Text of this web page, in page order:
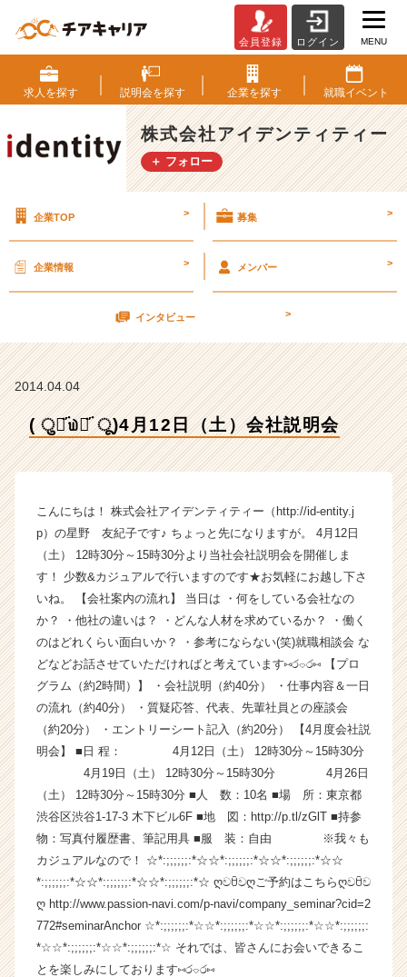
ु⚈᷁
௰
⚈᷁
ू)
4
月
（土）
説
明
ア
デ
テ
ィ
ィ
ー
の
タ
イ
ム
ン】
|
ン
チ
ャ
ー・
長
企
業
か
ら
ス
会員登録 ログイン MENU
求人を探す 説明会を探す 企業を探す 就職イベント
株式会社アイデンティティー
＋ フォロー
企業TOP > 募集 >
企業情報 > メンバー >
インタビュー >
2014.04.04
( ु⚈᷁௰⚈᷁ ू)4月12日（土）会社説明会
こんにちは！ 株式会社アイデンティティー（http://id-entity.j
p）の星野 友紀子です♪ ちょっと先になりますが。 4月12日
（土） 12時30分～15時30分より当社会社説明会を開催しま
す！ 少数&カジュアルで行いますのです★お気軽にお越し下さ
いね。 【会社案内の流れ】 当日は ・何をしている会社なの
か？ ・他社の違いは？ ・どんな人材を求めているか？ ・働く
のはどれくらい面白いか？ ・参考にならない(笑)就職相談会 な
どなどお話させていただければと考えています⑅ර⌔ර⑅ 【プロ
グラム（約2時間）】 ・会社説明（約40分） ・仕事内容＆一日
の流れ（約40分） ・質疑応答、代表、先輩社員との座談会
（約20分） ・エントリーシート記入（約20分） 【4月度会社説
明会】 ■日 程： 4月12日（土） 12時30分～15時30分
4月19日（土） 12時30分～15時30分 4月26日
（土） 12時30分～15時30分 ■人 数：10名 ■場 所：東京都
渋谷区渋谷1-17-3 木下ビル6F ■地 図：http://p.tl/zGlT ■持参
物：写真付履歴書、筆記用具 ■服 装：自由 ※我々も
カジュアルなので！ ☆*:;;;;;;:*☆☆*:;;;;;;:*☆☆*:;;;;;;:*☆☆
*:;;;;;;:*☆☆*:;;;;;;:*☆☆*:;;;;;;:*☆ ღවꇳවღご予約はこちらღවꇳව
ღ http://www.passion-navi.com/p-navi/company_seminar?cid=2
772#seminarAnchor ☆*:;;;;;;:*☆☆*:;;;;;;:*☆☆*:;;;;;;:*☆☆*:;;;;;;:
*☆☆*:;;;;;;:*☆☆*:;;;;;;:*☆ それでは、皆さんにお会いできるこ
とを楽しみにしております⑅ර⌔ර⑅